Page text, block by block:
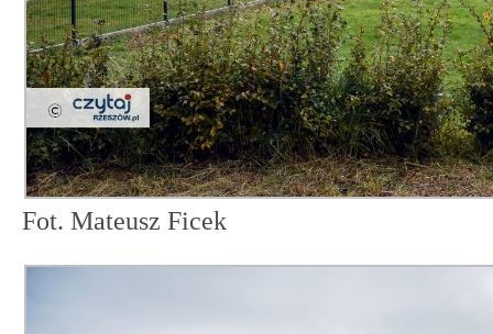
Fot. Mateusz Ficek